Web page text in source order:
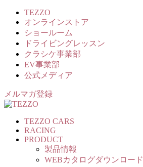
TEZZO
オンラインストア
ショールーム
ドライビングレッスン
クラシケ事業部
EV事業部
公式メディア
メルマガ登録
TEZZO CARS
RACING
PRODUCT
製品情報
WEBカタログダウンロード